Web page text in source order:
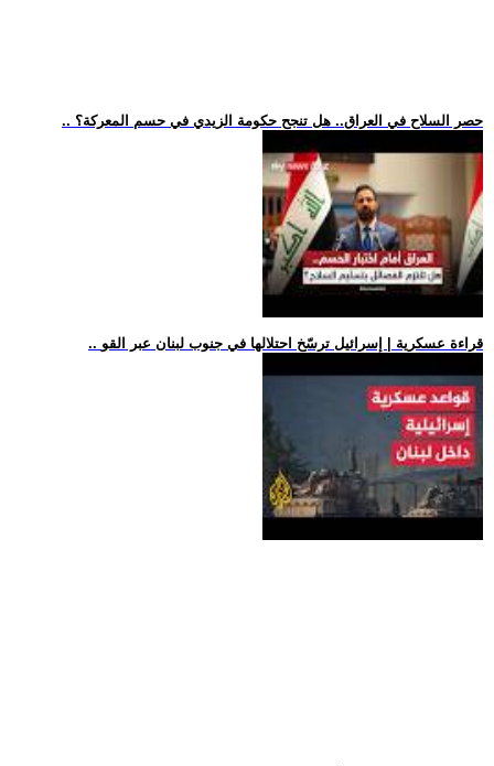
.. حصر السلاح في العراق.. هل تنجح حكومة الزيدي في حسم المعركة؟
.. قراءة عسكرية | إسرائيل ترسّخ احتلالها في جنوب لبنان عبر القو